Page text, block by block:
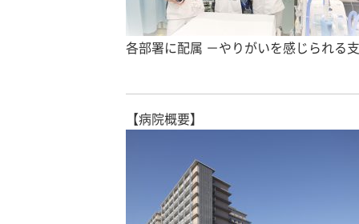
各部署に配属 －やりがいを感じられる
【病院概要】